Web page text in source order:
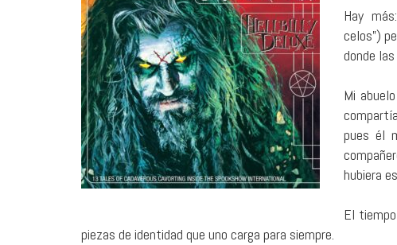
Hay
celos”)
donde
Mi
pues él
hubiera
El
piezas de identidad que uno carga para siempre.